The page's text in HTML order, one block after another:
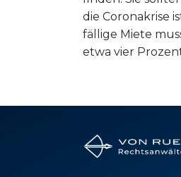
die Coronakrise
fällige Miete
etwa vier